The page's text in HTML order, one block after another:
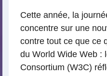
Cette année, la
concentre sur une
contre tout ce que ce
du World Wide Web :
Consortium (W3C)